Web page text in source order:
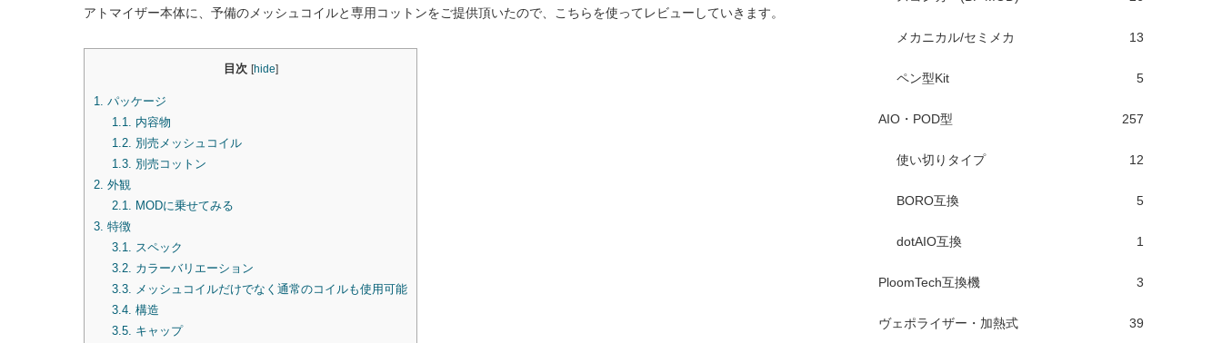
アトマイザー本体に、予備のメッシュコイルと専用コットンをご提供頂いたので、こちらを使ってレビューしていきます。
目次 [hide]
1.
パッケージ
1.1.
内容物
1.2. 別売メッシュコイル
1.3. 別売コットン
2. 外観
2.1.
MODに乗せてみる
3. 特徴
3.1.
スペック
3.2. カラーバリエーション
3.3.
メッシュコイルだけでなく通常のコイルも使用可能
3.4. 構造
3.5. キャップ
メカニカル/セミメカ 13
ペン型Kit 5
AIO・POD型 257
使い切りタイプ 12
BORO互換 5
dotAIO互換 1
PloomTech互換機 3
ヴェポライザー・加熱式 39